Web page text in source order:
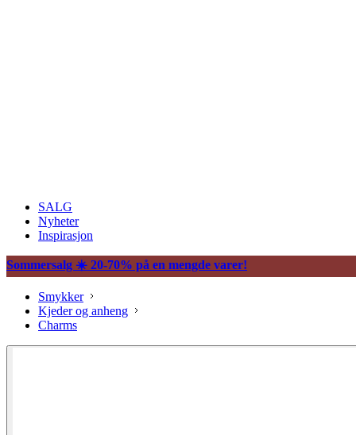
SALG
Nyheter
Inspirasjon
Sommersalg ☀️ 20-70% på en mengde varer!
Smykker
Kjeder og anheng
Charms